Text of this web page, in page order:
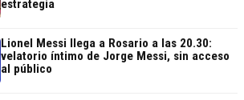
estrategia
Lionel Messi llega a Rosario a las 20.30:
velatorio íntimo de Jorge Messi, sin acceso
al público